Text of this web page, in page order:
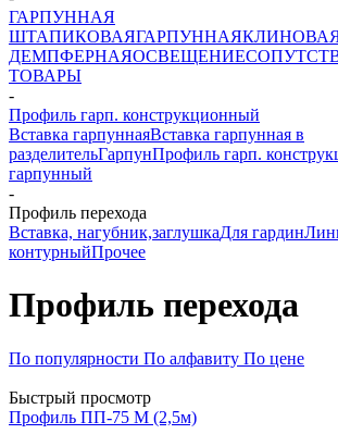
ГАРПУННАЯ
ШТАПИКОВАЯГАРПУННАЯ
ДЕМПФЕРНАЯОСВЕЩЕНИЕ
ТОВАРЫ
-
Профиль гарп. конструкционный
Вставка гарпуннаяВставка гарпунная в
разделительГарпунПрофиль гарп.
гарпунный
-
Профиль перехода
Вставка, нагубник,заглушкаДля гардин
контурныйПрочее
Профиль перехода
По популярности По алфавиту По цене
Быстрый просмотр
Профиль ПП-75 М (2,5м)